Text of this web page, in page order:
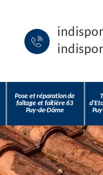
Pose et réparation de
faîtage et faîtière 63
Puy-de-Dôme